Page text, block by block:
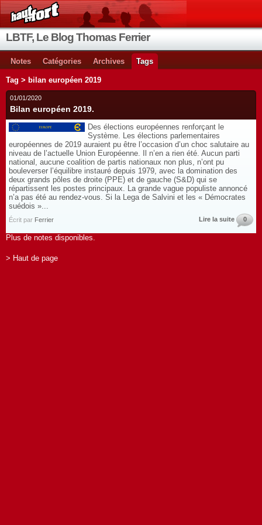
LBTF, Le Blog Thomas Ferrier
Notes Catégories Archives Tags
Tag > bilan européen 2019
01/01/2020
Bilan européen 2019.
Des élections européennes renforçant le
Système. Les élections parlementaires
européennes de 2019 auraient pu être l’occasion d’un choc salutaire au
niveau de l’actuelle Union Européenne. Il n’en a rien été. Aucun parti
national, aucune coalition de partis nationaux non plus, n’ont pu
bouleverser l’équilibre instauré depuis 1979, avec la domination des
deux grands pôles de droite (PPE) et de gauche (S&D) qui se
répartissent les postes principaux. La grande vague populiste annoncé
n’a pas été au rendez-vous. Si la Lega de Salvini et les « Démocrates
suédois »...
Écrit par Ferrier Lire la suite 0
Plus de notes disponibles.
> Haut de page